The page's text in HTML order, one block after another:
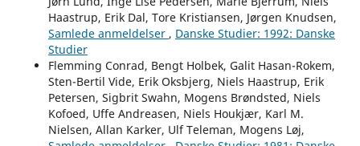
Haastrup, Erik Dal, Tore Kristiansen, Jørgen Knudsen,
Samlede anmeldelser , Danske Studier: 1992: Danske
Studier
Flemming Conrad, Bengt Holbek, Galit Hasan-Rokem,
Sten-Bertil Vide, Erik Oksbjerg, Niels Haastrup, Erik
Petersen, Sigbrit Swahn, Mogens Brøndsted, Niels
Kofoed, Uffe Andreasen, Niels Houkjær, Karl M.
Nielsen, Allan Karker, Ulf Teleman, Mogens Løj,